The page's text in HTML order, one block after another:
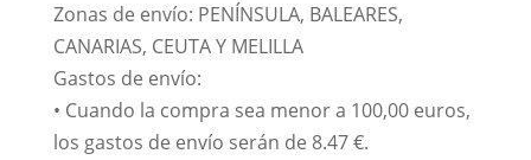
Zonas de envío: PENÍNSULA, BALEARES,
CANARIAS, CEUTA Y MELILLA
Gastos de envío:
• Cuando la compra sea menor a 100,00 euros,
los gastos de envío serán de 8.47 €.